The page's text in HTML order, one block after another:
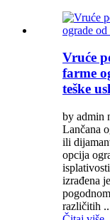
Vruće
farme
teške
by admin
Lančana
ili
opcija
izrađena
različitih